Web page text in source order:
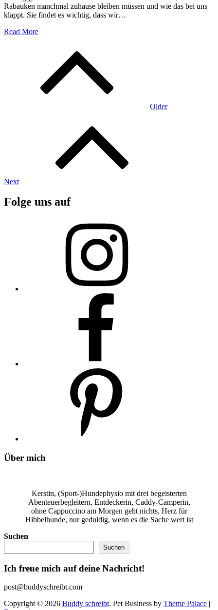
Rabauken manchmal zuhause bleiben müssen und wie das bei uns
klappt. Sie findet es wichtig, dass wir…
Read More
Older
Next
Folge uns auf
Über mich
Kerstin, (Sport-)Hundephysio mit drei begeisterten
Abenteuerbegleitern, Entdeckerin, Caddy-Camperin,
ohne Cappuccino am Morgen geht nichts, Herz für
Hibbelhunde, nur geduldig, wenn es die Sache wert ist
Suchen
Suchen
Ich freue mich auf deine Nachricht!
post@buddyschreibt.com
Copyright © 2026 Buddy schreibt. Pet Business by Theme Palace |